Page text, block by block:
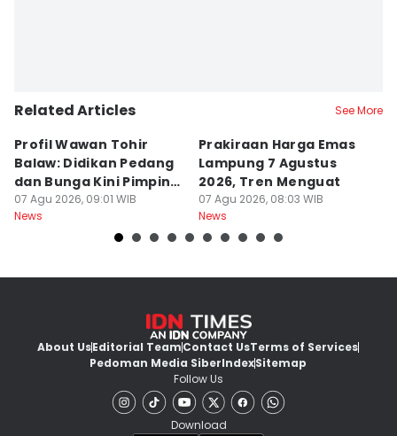
Related Articles See More
Profil Wawan Tohir
Balaw: Didikan Pedang
dan Bunga Kini Pimpin
PRI Lampung
07 Agu 2026, 09:01 WIB
News
Prakiraan Harga Emas
Lampung 7 Agustus
2026, Tren Menguat
07 Agu 2026, 08:03 WIB
News
About UsEditorial TeamContact UsTerms of Services
Pedoman Media SiberIndexSitemap
Follow Us
Download